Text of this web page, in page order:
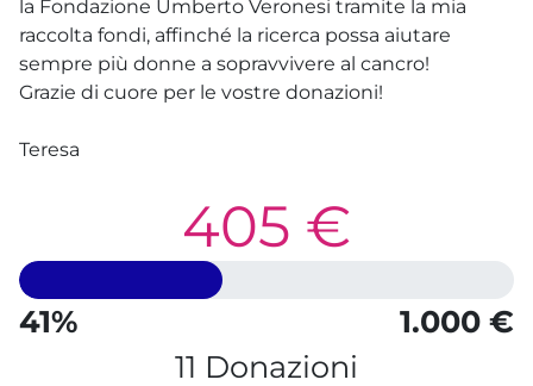
la Fondazione Umberto Veronesi tramite la mia
raccolta fondi, affinché la ricerca possa aiutare
sempre più donne a sopravvivere al cancro!
Grazie di cuore per le vostre donazioni!
Teresa
405 €
41%
1.000 €
11 Donazioni